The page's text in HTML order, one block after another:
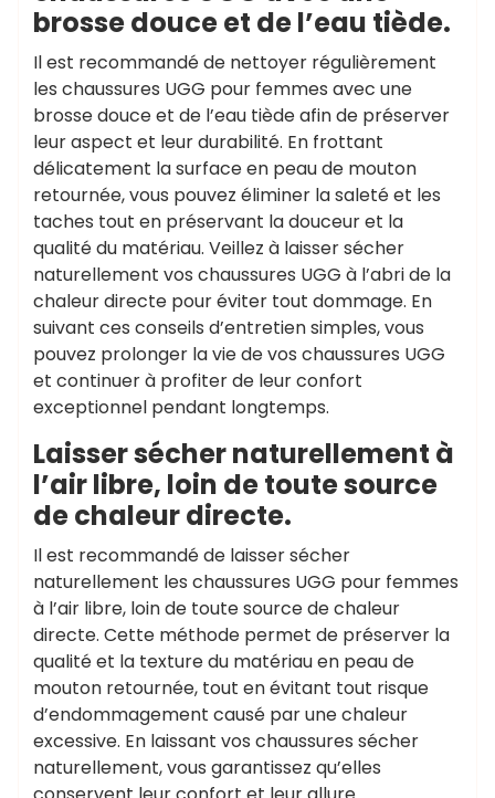
brosse douce et de l’eau tiède.
Il est recommandé de nettoyer régulièrement
les chaussures UGG pour femmes avec une
brosse douce et de l’eau tiède afin de préserver
leur aspect et leur durabilité. En frottant
délicatement la surface en peau de mouton
retournée, vous pouvez éliminer la saleté et les
taches tout en préservant la douceur et la
qualité du matériau. Veillez à laisser sécher
naturellement vos chaussures UGG à l’abri de la
chaleur directe pour éviter tout dommage. En
suivant ces conseils d’entretien simples, vous
pouvez prolonger la vie de vos chaussures UGG
et continuer à profiter de leur confort
exceptionnel pendant longtemps.
Laisser sécher naturellement à
l’air libre, loin de toute source
de chaleur directe.
Il est recommandé de laisser sécher
naturellement les chaussures UGG pour femmes
à l’air libre, loin de toute source de chaleur
directe. Cette méthode permet de préserver la
qualité et la texture du matériau en peau de
mouton retournée, tout en évitant tout risque
d’endommagement causé par une chaleur
excessive. En laissant vos chaussures sécher
naturellement, vous garantissez qu’elles